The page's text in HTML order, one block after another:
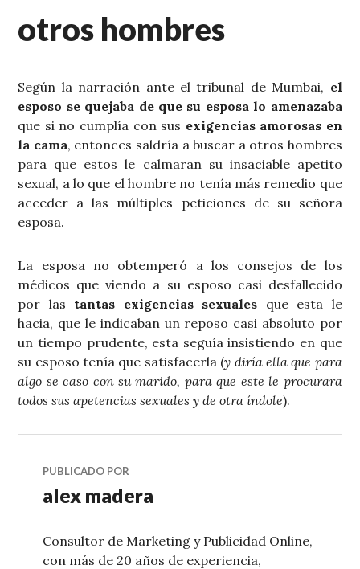
otros hombres
Según la narración ante el tribunal de Mumbai, el
esposo se quejaba de que su esposa lo amenazaba
que si no cumplía con sus exigencias amorosas en
la cama, entonces saldría a buscar a otros hombres
para que estos le calmaran su insaciable apetito
sexual, a lo que el hombre no tenía más remedio que
acceder a las múltiples peticiones de su señora
esposa.
La esposa no obtemperó a los consejos de los
médicos que viendo a su esposo casi desfallecido
por las tantas exigencias sexuales que esta le
hacia, que le indicaban un reposo casi absoluto por
un tiempo prudente, esta seguía insistiendo en que
su esposo tenía que satisfacerla (y diría ella que para
algo se caso con su marido, para que este le procurara
todos sus apetencias sexuales y de otra índole).
PUBLICADO POR
alex madera
Consultor de Marketing y Publicidad Online,
con más de 20 años de experiencia,